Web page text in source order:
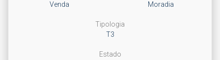
Venda
Moradia
Tipologia
T3
Estado